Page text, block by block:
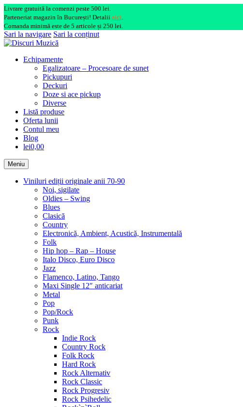
Livrare gratuită la comenzi peste 500 lei.
Parteneriat magazin în București! Detalii aici.
Comanda minimă este de 5 articole și 250 lei.
Sari la navigare Sari la conținut
Echipamente
Egalizatoare – Procesoare de sunet
Pickupuri
Deckuri
Doze si ace pickup
Diverse
Listă produse
Oferta lunii
Contul meu
Blog
lei0,00
Meniu
Viniluri ediții originale anii 70-90
Noi, sigilate
Oldies – Swing
Blues
Clasică
Country
Electronică, Ambient, Acustică, Instrumentală
Folk
Hip hop – Rap – House
Italo Disco, Euro Disco
Jazz
Flamenco, Latino, Tango
Maxi Single 12″ anticariat
Metal
Pop
Pop/Rock
Punk
Rock
Indie Rock
Country Rock
Folk Rock
Hard Rock
Rock Alternativ
Rock Classic
Rock Progresiv
Rock Psihedelic